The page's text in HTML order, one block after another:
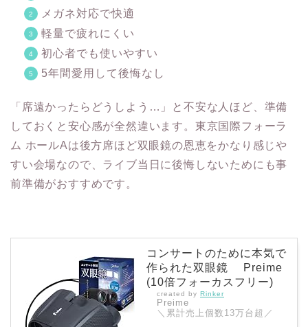
メガネ対応で快適
軽量で疲れにくい
初心者でも使いやすい
5年間愛用して後悔なし
「席遠かったらどうしよう…」と不安な人ほど、準備
しておくと安心感が全然違います。東京国際フォーラ
ム ホールAは後方席ほど双眼鏡の恩恵をかなり感じや
すい会場なので、ライブ当日に後悔しないためにも事
前準備がおすすめです。
コンサートのために本気で
作られた双眼鏡 Preime
(10倍フォーカスフリー)
created by Rinker
Preime
＼累計売上個数13万台超／